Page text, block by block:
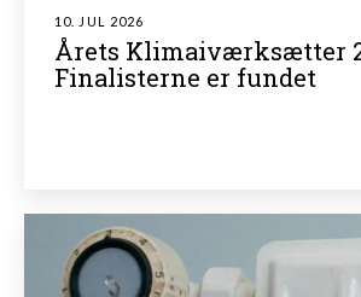
10. JUL 2026
Årets Klimaiværksætter
Finalisterne er fundet